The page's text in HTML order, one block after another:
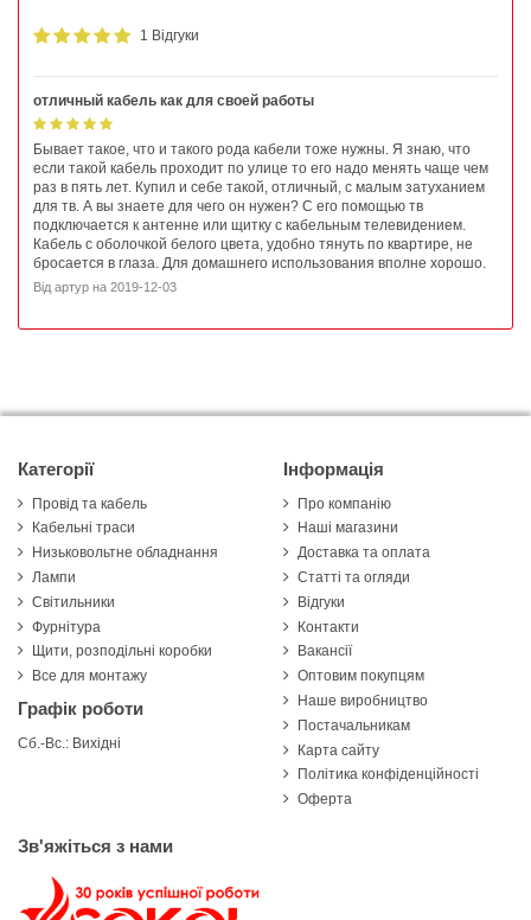
1 Відгуки
отличный кабель как для своей работы
Бывает такое, что и такого рода кабели тоже нужны. Я знаю, что
если такой кабель проходит по улице то его надо менять чаще чем
раз в пять лет. Купил и себе такой, отличный, с малым затуханием
для тв. А вы знаете для чего он нужен? С его помощью тв
подключается к антенне или щитку с кабельным телевидением.
Кабель с оболочкой белого цвета, удобно тянуть по квартире, не
бросается в глаза. Для домашнего использования вполне хорошо.
Від артур на 2019-12-03
Категорії
Провід та кабель
Кабельні траси
Низьковольтне обладнання
Лампи
Світильники
Фурнітура
Щити, розподільні коробки
Все для монтажу
Графік роботи
Сб.-Вс.: Вихідні
Інформація
Про компанію
Наші магазини
Доставка та оплата
Статті та огляди
Відгуки
Контакти
Вакансії
Оптовим покупцям
Наше виробництво
Постачальникам
Карта сайту
Політика конфіденційності
Оферта
Зв'яжіться з нами